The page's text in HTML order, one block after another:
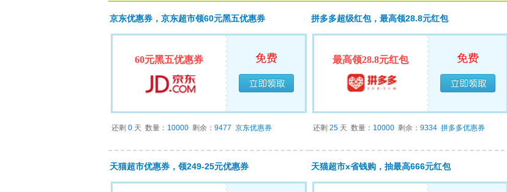
京东优惠券，京东超市领60元黑五优惠券
60元黑五优惠券 免费
已经领完
还剩 0 天 数量： 10000 剩余： 9477 京东优惠券
拼多多超级红包，最高领28.8元红包
最高领28.8元红包 免费
已经领完
还剩 25 天 数量： 10000 剩余： 9334 拼多多优惠券
天猫超市优惠券，领249-25元优惠券 天猫超市x省钱购，抽最高666元红包